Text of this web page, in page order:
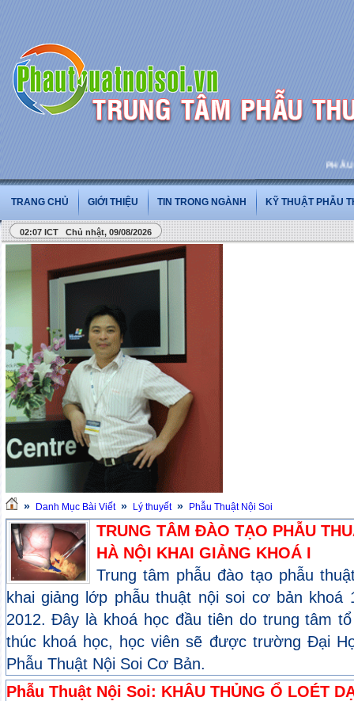
PHẪU
TRANG CHỦ GIỚI THIỆU TIN TRONG NGÀNH KỸ THUẬT PHẪU
02:07 ICT Chủ nhật, 09/08/2026
» Danh Mục Bài Viết » Lý thuyết » Phẫu Thuật Nội Soi
TRUNG TÂM ĐÀO TẠO PHẪU
HÀ NỘI KHAI GIẢNG KHOÁ I
Trung tâm phẫu đào tạo phẫu
khai giảng lớp phẫu thuật nội soi cơ bản khoá
2012. Đây là khoá học đầu tiên do trung tâm
thúc khoá học, học viên sẽ được trường Đại
Phẫu Thuật Nội Soi Cơ Bản.
Phẫu Thuật Nội Soi: KHÂU THỦNG Ổ LOÉT